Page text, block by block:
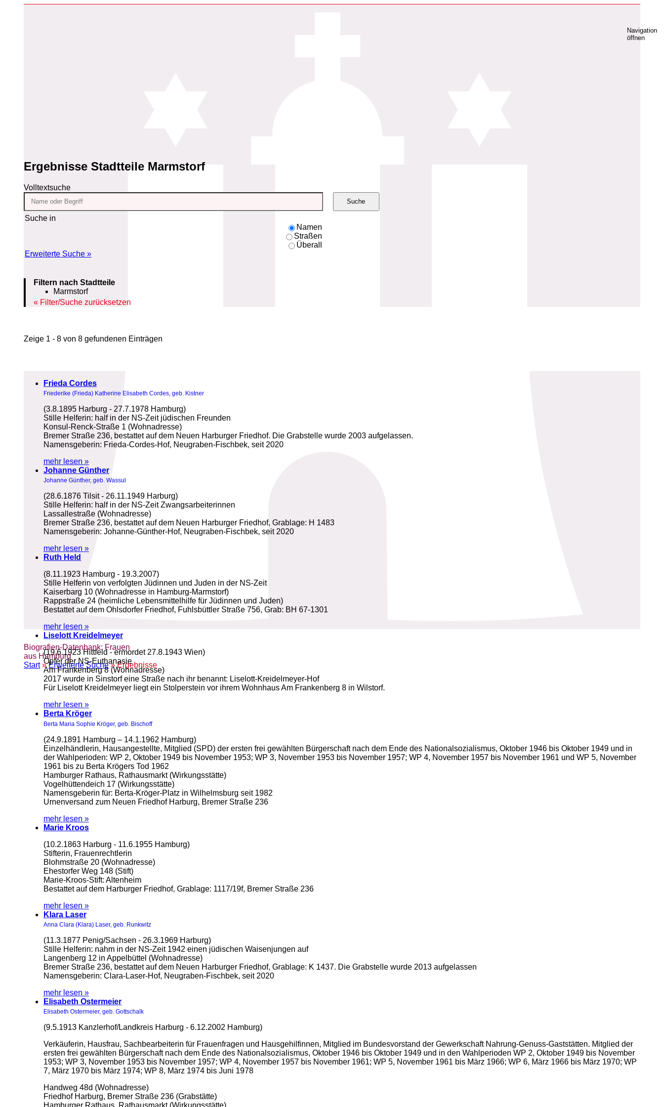
Biografien-Datenbank: Frauen
aus Hamburg
Start»Erweiterte Suche» Ergebnisse
Navigation
öffnen
Ergebnisse Stadtteile Marmstorf
Volltextsuche
Suche in
Namen
Straßen
Überall
Erweiterte Suche »
Suche
Filtern nach Stadtteile
Marmstorf
Filter/Suche zurücksetzen
Zeige 1 - 8 von 8 gefundenen Einträgen
Frieda Cordes
Friederike (Frieda) Katherine Elisabeth Cordes, geb. Kistner
(3.8.1895 Harburg - 27.7.1978 Hamburg)
Stille Helferin: half in der NS-Zeit jüdischen Freunden
Konsul-Renck-Straße 1 (Wohnadresse)
Bremer Straße 236, bestattet auf dem Neuen Harburger Friedhof. Die Grabstelle wurde 2003 aufgelassen.
Namensgeberin: Frieda-Cordes-Hof, Neugraben-Fischbek, seit 2020
mehr lesen »
Johanne Günther
Johanne Günther, geb. Wassul
(28.6.1876 Tilsit - 26.11.1949 Harburg)
Stille Helferin: half in der NS-Zeit Zwangsarbeiterinnen
Lassallestraße (Wohnadresse)
Bremer Straße 236, bestattet auf dem Neuen Harburger Friedhof, Grablage: H 1483
Namensgeberin: Johanne-Günther-Hof, Neugraben-Fischbek, seit 2020
mehr lesen »
Ruth Held
(8.11.1923 Hamburg - 19.3.2007)
Stille Helferin von verfolgten Jüdinnen und Juden in der NS-Zeit
Kaiserbarg 10 (Wohnadresse in Hamburg-Marmstorf)
Rappstraße 24 (heimliche Lebensmittelhilfe für Jüdinnen und Juden)
Bestattet auf dem Ohlsdorfer Friedhof, Fuhlsbüttler Straße 756, Grab: BH 67-1301
mehr lesen »
Liselott Kreidelmeyer
(19.6.1923 Hittfeld - ermordet 27.8.1943 Wien)
Opfer der NS-Euthanasie
Am Frankenberg 8 (Wohnadresse)
2017 wurde in Sinstorf eine Straße nach ihr benannt: Liselott-Kreidelmeyer-Hof
Für Liselott Kreidelmeyer liegt ein Stolperstein vor ihrem Wohnhaus Am Frankenberg 8 in Wilstorf.
mehr lesen »
Berta Kröger
Berta Maria Sophie Kröger, geb. Bischoff
(24.9.1891 Hamburg – 14.1.1962 Hamburg)
Einzelhändlerin, Hausangestellte, Mitglied (SPD) der ersten frei gewählten Bürgerschaft nach dem Ende des Nationalsozialismus, Oktober 1946 bis Oktober 1949 und in
der Wahlperioden: WP 2, Oktober 1949 bis November 1953; WP 3, November 1953 bis November 1957; WP 4, November 1957 bis November 1961 und WP 5, November
1961 bis zu Berta Krögers Tod 1962
Hamburger Rathaus, Rathausmarkt (Wirkungsstätte)
Vogelhüttendeich 17 (Wirkungsstätte)
Namensgeberin für: Berta-Kröger-Platz in Wilhelmsburg seit 1982
Urnenversand zum Neuen Friedhof Harburg, Bremer Straße 236
mehr lesen »
Marie Kroos
(10.2.1863 Harburg - 11.6.1955 Hamburg)
Stifterin, Frauenrechtlerin
Blohmstraße 20 (Wohnadresse)
Ehestorfer Weg 148 (Stift)
Marie-Kroos-Stift: Altenheim
Bestattet auf dem Harburger Friedhof, Grablage: 1117/19f, Bremer Straße 236
mehr lesen »
Klara Laser
Anna Clara (Klara) Laser, geb. Runkwitz
(11.3.1877 Penig/Sachsen - 26.3.1969 Harburg)
Stille Helferin: nahm in der NS-Zeit 1942 einen jüdischen Waisenjungen auf
Langenberg 12 in Appelbüttel (Wohnadresse)
Bremer Straße 236, bestattet auf dem Neuen Harburger Friedhof, Grablage: K 1437. Die Grabstelle wurde 2013 aufgelassen
Namensgeberin: Clara-Laser-Hof, Neugraben-Fischbek, seit 2020
mehr lesen »
Elisabeth Ostermeier
Elisabeth Ostermeier, geb. Gottschalk
(9.5.1913 Kanzlerhof/Landkreis Harburg - 6.12.2002 Hamburg)
Verkäuferin, Hausfrau, Sachbearbeiterin für Frauenfragen und Hausgehilfinnen, Mitglied im Bundesvorstand der Gewerkschaft Nahrung-Genuss-Gaststätten. Mitglied der
ersten frei gewählten Bürgerschaft nach dem Ende des Nationalsozialismus, Oktober 1946 bis Oktober 1949 und in den Wahlperioden WP 2, Oktober 1949 bis November
1953; WP 3, November 1953 bis November 1957; WP 4, November 1957 bis November 1961; WP 5, November 1961 bis März 1966; WP 6, März 1966 bis März 1970; WP
7, März 1970 bis März 1974; WP 8, März 1974 bis Juni 1978
Handweg 48d (Wohnadresse)
Friedhof Harburg, Bremer Straße 236 (Grabstätte)
Hamburger Rathaus, Rathausmarkt (Wirkungsstätte)